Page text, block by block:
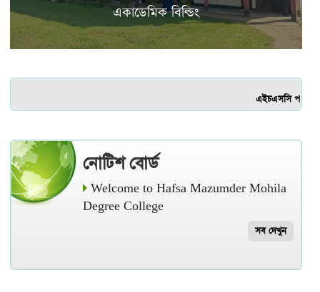
একাডেমিক বিল্ডিং
এইচএসসি পরীক্ষা যে দিন
নোটিশ বোর্ড
Welcome to Hafsa Mazumder Mohila
Degree College
সব দেখুন